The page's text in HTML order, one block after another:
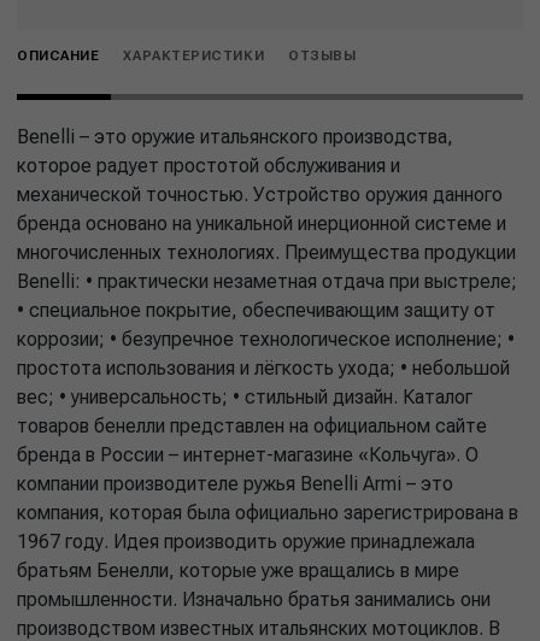
ОПИСАНИЕ ХАРАКТЕРИСТИКИ ОТЗЫВЫ
Benelli – это оружие итальянского производства,
которое радует простотой обслуживания и
механической точностью. Устройство оружия данного
бренда основано на уникальной инерционной системе и
многочисленных технологиях. Преимущества продукции
Benelli: • практически незаметная отдача при выстреле;
• специальное покрытие, обеспечивающим защиту от
коррозии; • безупречное технологическое исполнение; •
простота использования и лёгкость ухода; • небольшой
вес; • универсальность; • стильный дизайн. Каталог
товаров бенелли представлен на официальном сайте
бренда в России – интернет-магазине «Кольчуга». О
компании производителе ружья Benelli Armi – это
компания, которая была официально зарегистрирована в
1967 году. Идея производить оружие принадлежала
братьям Бенелли, которые уже вращались в мире
промышленности. Изначально братья занимались они
производством известных итальянских мотоциклов. В